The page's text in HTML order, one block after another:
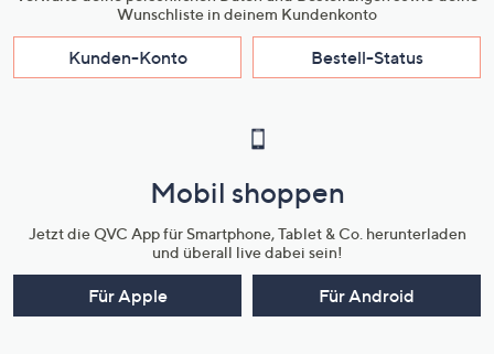
Wunschliste in deinem Kundenkonto
Kunden-Konto Bestell-Status
Mobil shoppen
Jetzt die QVC App für Smartphone, Tablet & Co. herunterladen
und überall live dabei sein!
Für Apple Für Android